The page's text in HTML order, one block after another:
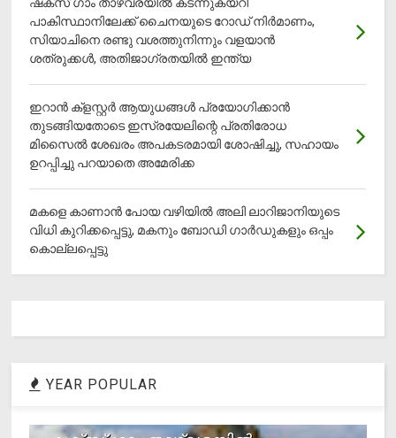
പാകിസ്ഥാനിലേക്ക് ചൈനയുടെ റോഡ് നിർമാണം,
സിയാചിനെ രണ്ടു വശത്തുനിന്നും വളയാൻ
ശത്രുക്കൾ, അതിജാ​ഗ്രതയിൽ ഇന്ത്യ
ഇറാന്‍ ക്‌ളസ്റ്റര്‍ ആയുധങ്ങള്‍ പ്രയോഗിക്കാന്‍
തുടങ്ങിയതോടെ ഇസ്രയേലിന്റെ പ്രതിരോധ
മിസൈല്‍ ശേഖരം അപകടരമായി ശോഷിച്ചു, സഹായം
ഉറപ്പിച്ചു പറയാതെ അമേരിക്ക
മകളെ കാണാന്‍ പോയ വഴിയില്‍ അലി ലാറിജാനിയുടെ
വിധി കുറിക്കപ്പെട്ടു, മകനും ബോഡി ഗാര്‍ഡുകളും ഒപ്പം
കൊല്ലപ്പെട്ടു
YEAR POPULAR